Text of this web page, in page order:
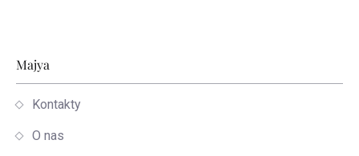
Stopka
Majya
Kontakty
O nas